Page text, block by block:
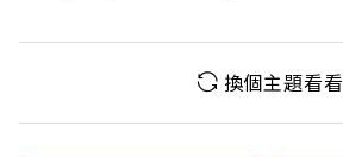
換個主題看看